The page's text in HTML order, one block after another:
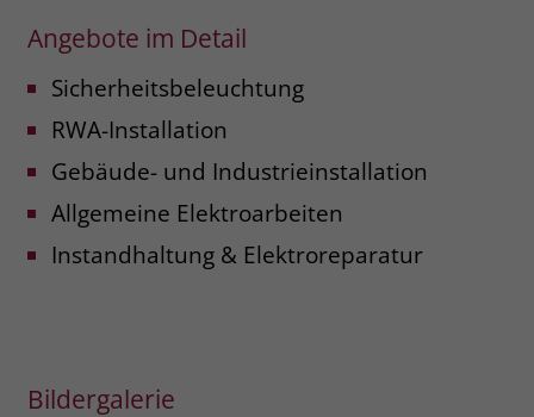
Angebote im Detail
Sicherheitsbeleuchtung
RWA-Installation
Gebäude- und Industrieinstallation
Allgemeine Elektroarbeiten
Instandhaltung & Elektroreparatur
Bildergalerie
persönlich identifizierbaren
nur platziert, um Daten an das